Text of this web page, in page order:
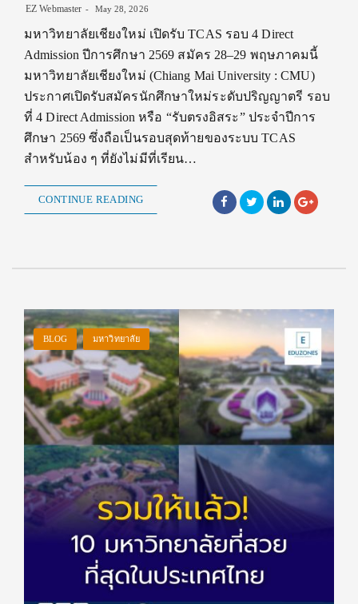
EZ Webmaster May 28, 2026
มหาวิทยาลัยเชียงใหม่ เปิดรับ TCAS รอบ 4 Direct
Admission ปีการศึกษา 2569 สมัคร 28–29 พฤษภาคมนี้
มหาวิทยาลัยเชียงใหม่ (Chiang Mai University : CMU)
ประกาศเปิดรับสมัครนักศึกษาใหม่ระดับปริญญาตรี รอบ
ที่ 4 Direct Admission หรือ “รับตรงอิสระ” ประจำปีการ
ศึกษา 2569 ซึ่งถือเป็นรอบสุดท้ายของระบบ TCAS
สำหรับน้อง ๆ ที่ยังไม่มีที่เรียน…
CONTINUE READING
BLOG มหาวิทยาลัย